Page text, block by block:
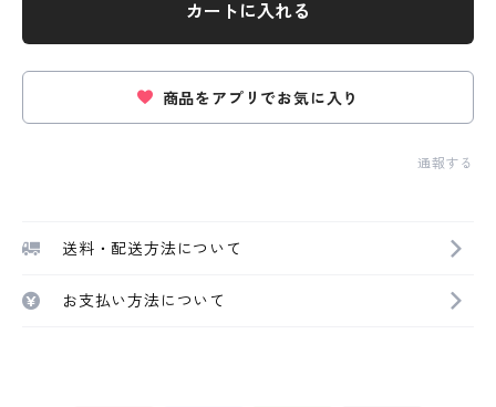
カートに入れる
商品をアプリでお気に入り
通報する
送料・配送方法について
お支払い方法について